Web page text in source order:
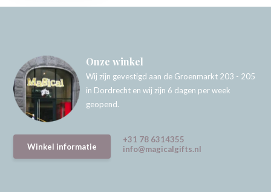
Onze winkel
Wij zijn gevestigd aan de Groenmarkt 203 - 205
in Dordrecht en wij zijn 6 dagen per week
geopend.
Winkel informatie
+31 78 6314355
info@magicalgifts.nl